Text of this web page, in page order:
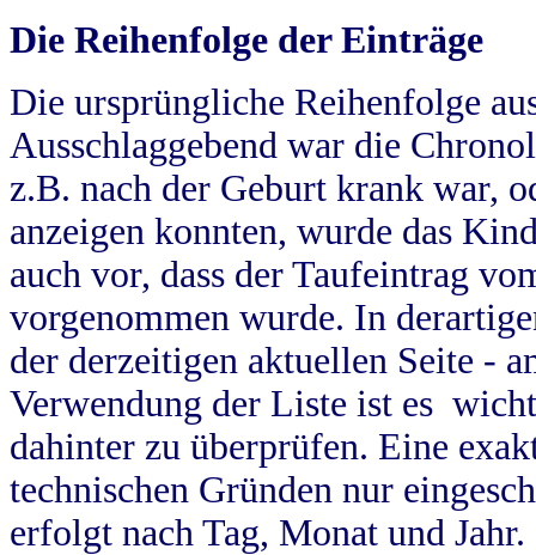
Die Reihenfolge der Einträge
Die ursprüngliche Reihenfolge
Ausschlaggebend war die
z.B. nach der Geburt krank war,
anzeigen konnten, wurde das
auch vor, dass der Taufeintrag
vorgenommen wurde. In
der derzeitigen aktuellen Seite -
Verwendung der Liste ist es
dahinter zu überprüfen. Eine
technischen Gründen nur
erfolgt nach Tag, Monat und Jahr.